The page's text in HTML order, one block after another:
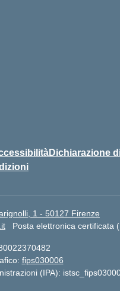
Dichiarazione
1 - 50127 Firenze
Posta elettronica certificata
fips030006
(IPA):